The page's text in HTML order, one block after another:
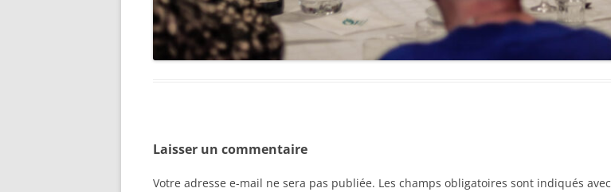
Laisser un commentaire
Votre adresse e-mail ne sera pas publiée. Les champs obligatoires sont indiqués avec